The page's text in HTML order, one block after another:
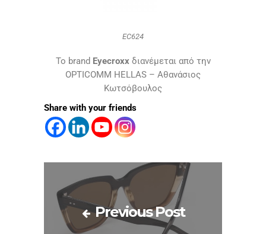
EC624
Το brand Eyecroxxδιανέμεται από την
OPTICOMM HELLAS – Aθανάσιος
Κωτσόβουλος
Share with your friends
Previous Post